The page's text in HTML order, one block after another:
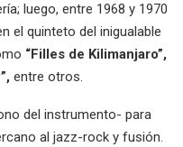
luego, entre 1968 y 1970
el quinteto del inigualable
“Filles de Kilimanjaro”,
entre otros.
del instrumento- para
al jazz-rock y fusión.